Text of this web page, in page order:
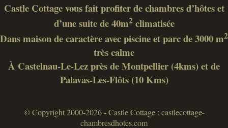
Castle Cottage vous fait profiter de chambres d’hôtes et
d’une suite de 40m2climatisée
Dans maison de caractère avec piscine et parc de 3000 m2
très calme
À Castelnau-Le-Lez près de Montpellier (4kms) et de
Palavas-Les-Flôts (10 Kms)
© Copyright 2000-2026 - Castle Cottage : castlecottage-
chambresdhotes.com